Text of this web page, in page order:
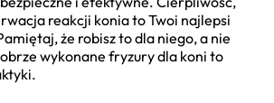
reakcji konia to Twoi najlepsi
że robisz to dla niego, a nie
wykonane fryzury dla koni to